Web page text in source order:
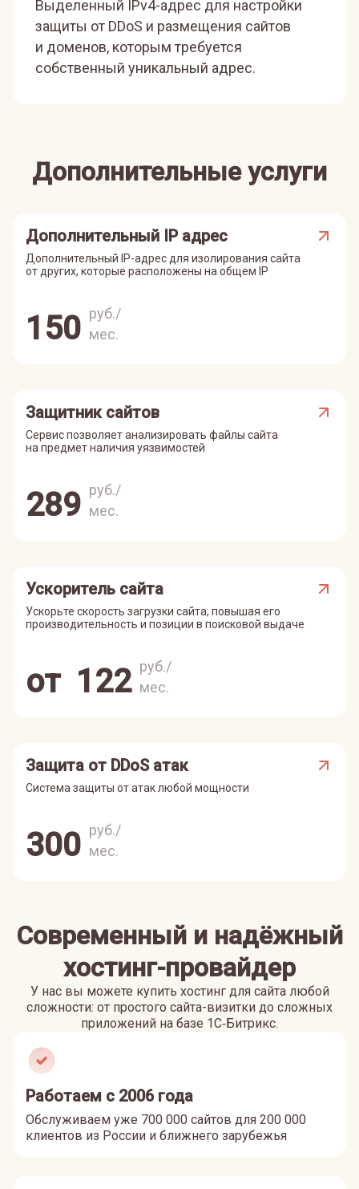
Выделенный IPv4-адрес для настройки
защиты от DDoS и размещения сайтов
и доменов, которым требуется
собственный уникальный адрес.
Дополнительные услуги
Дополнительный IP адрес
Дополнительный IP-адрес для изолирования сайта
от других, которые расположены на общем IP
150 руб./
мес.
Защитник сайтов
Сервис позволяет анализировать файлы сайта
на предмет наличия уязвимостей
289 руб./
мес.
Ускоритель сайта
Ускорьте скорость загрузки сайта, повышая его
производительность и позиции в поисковой выдаче
от 122 руб./
мес.
Защита от DDoS атак
Система защиты от атак любой мощности
300 руб./
мес.
Современный и надёжный
хостинг-провайдер
У нас вы можете купить хостинг для сайта любой
сложности: от простого сайта-визитки до сложных
приложений на базе 1С‑Битрикс.
Работаем с 2006 года
Обслуживаем уже 700 000 сайтов для 200 000
клиентов из России и ближнего зарубежья